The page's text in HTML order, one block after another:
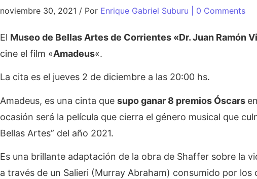
noviembre 30, 2021 / Por Enrique Gabriel Suburu | 0 Comments
El Museo de Bellas Artes de Corrientes «Dr. Juan Ramón
cine el film «Amadeus«.
La cita es el jueves 2 de diciembre a las 20:00 hs.
Amadeus, es una cinta que supo ganar 8 premios Óscars
ocasión será la película que cierra el género musical que
Bellas Artes” del año 2021.
Es una brillante adaptación de la obra de Shaffer sobre la
a través de un Salieri (Murray Abraham) consumido por los